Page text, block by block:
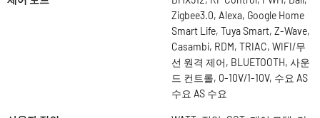
Zigbee3.0, Alexa, Google Home
Smart Life, Tuya Smart, Z-Wave,
Casambi, RDM, TRIAC, WIFI/무
선 원격 제어, BLUETOOTH, 사운
드 컨트롤, 0-10V/1-10V, 수요 AS
수요 AS 수요